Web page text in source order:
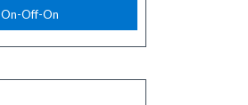
On-Off-On